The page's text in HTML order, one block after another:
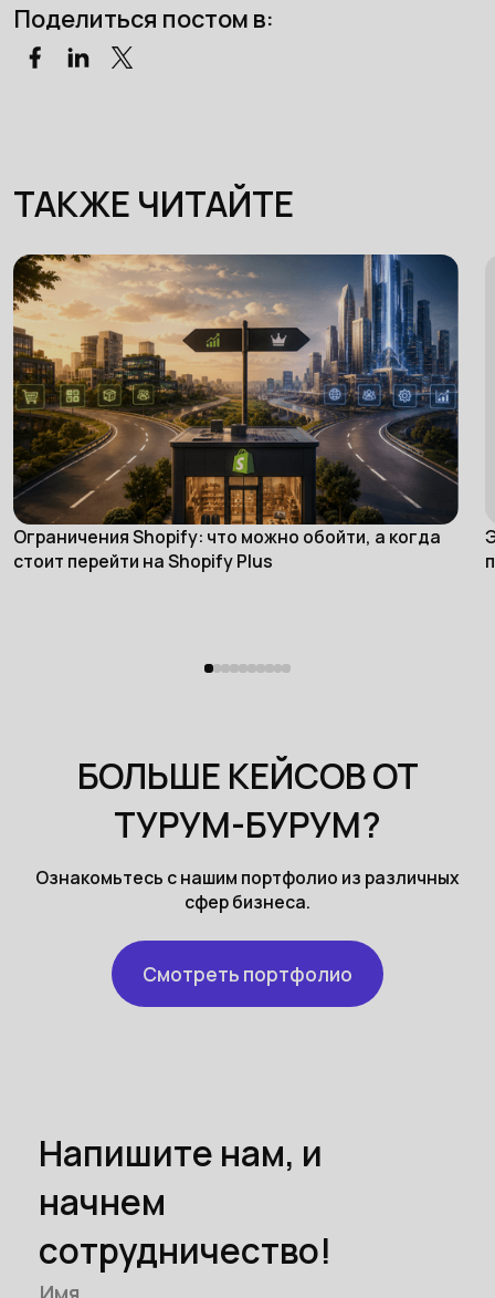
Поделиться постом в:
ТАКЖЕ ЧИТАЙТЕ
eCommerce
Ограничения Shopify: что можно обойти, а когда
стоит перейти на Shopify Plus
БОЛЬШЕ КЕЙСОВ ОТ
ТУРУМ-БУРУМ?
Ознакомьтесь с нашим портфолио из различных
сфер бизнеса.
Смотреть портфолио
Напишите нам, и
начнем
сотрудничество!